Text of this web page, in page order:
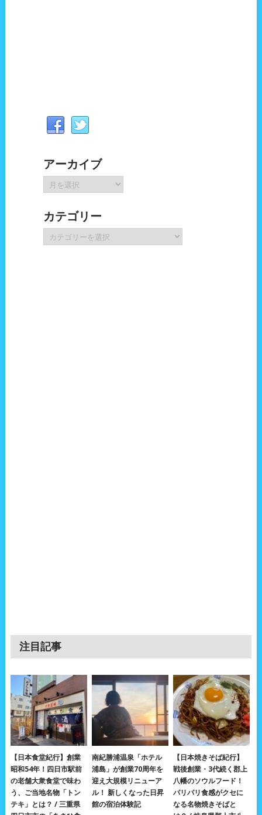
アーカイブ
ー
イ
ブ
カテゴリー
テ
注目記事
【日本食堂紀行】創業
昭和54年！四日市駅前
の老舗大衆食堂で味わ
う、ご当地名物「トン
テキ」とは？ / 三重県
南紀勝浦温泉「ホテル
浦島」が創業70周年を
迎え大規模リニューア
ル！ 新しくなった日昇
館の宿泊体験記
【日本焼きそば紀行】
戦後創業・3代続く郡上
八幡のソウルフード！
パリパリ食感がクセに
なる名物焼きそばと